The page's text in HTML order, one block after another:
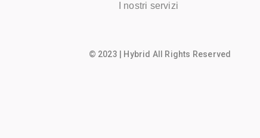
I nostri servizi
© 2023 | Hybrid All Rights Reserved